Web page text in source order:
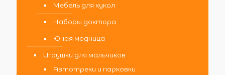
Мебель для кукол
Наборы доктора
Юная модница
Игрушки для мальчиков
Автотреки и парковки